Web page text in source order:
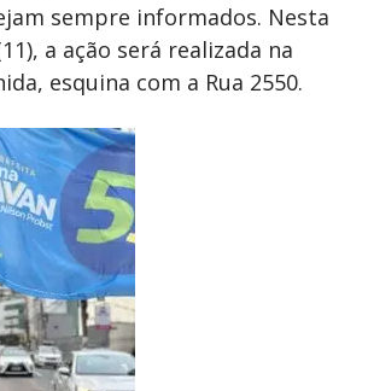
sempre informados. Nesta
a ação será realizada na
esquina com a Rua 2550.